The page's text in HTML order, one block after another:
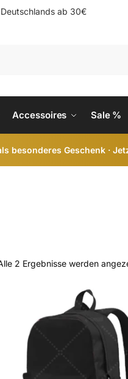
ab 30€
Accessoires Sale %
besonderes Geschenk ·
2 Ergebnisse werden